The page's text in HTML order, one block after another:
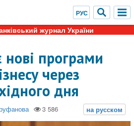
журнал України
нові програми
через
дня